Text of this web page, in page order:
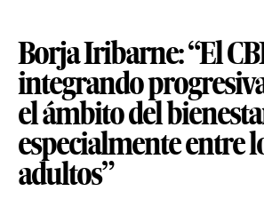
Borja Iribarne: “El
integrando
el ámbito del
especialmente entre
adultos”